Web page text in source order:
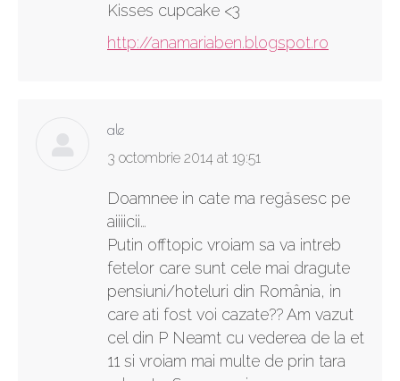
Kisses cupcake <3
http://anamariaben.blogspot.ro
ale
says:
3 octombrie 2014 at 19:51
Doamnee in cate ma regăsesc pe
aiiiicii…
Putin offtopic vroiam sa va intreb
fetelor care sunt cele mai dragute
pensiuni/hoteluri din România, in
care ati fost voi cazate?? Am vazut
cel din P Neamt cu vederea de la et
11 si vroiam mai multe de prin tara